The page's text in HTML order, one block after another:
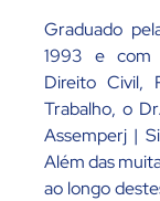
Graduado
1993 e com
Direito Civil,
Trabalho, o
Assemperj |
Além das
ao longo